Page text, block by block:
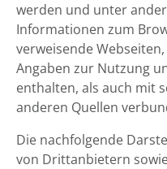
werden und unter
Informationen zum
verweisende
Angaben zur Nutzung
enthalten, als auch mit
anderen Quellen
Die nachfolgende
von Drittanbietern